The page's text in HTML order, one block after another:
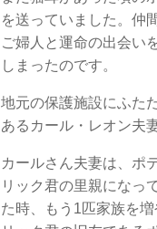
を送っていました。仲
ご婦人と運命の出会い
しまったのです。
地元の保護施設にふた
あるカール・レオン夫
カールさん夫妻は、ポ
リック君の里親になっ
た時、もう1匹家族を